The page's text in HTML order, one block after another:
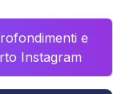
e
Instagram